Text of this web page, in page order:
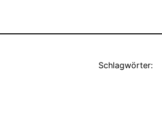
Schlagwörter: